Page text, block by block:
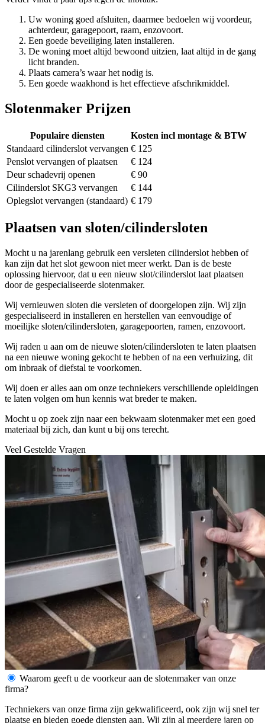
Uw woning goed afsluiten, daarmee bedoelen wij voordeur,
achterdeur, garagepoort, raam, enzovoort.
Een goede beveiliging laten installeren.
De woning moet altijd bewoond uitzien, laat altijd in de gang
licht branden.
Plaats camera’s waar het nodig is.
Een goede waakhond is het effectieve afschrikmiddel.
Slotenmaker Prijzen
Populaire diensten
Kosten incl montage & BTW
Standaard cilinderslot vervangen € 125
Penslot vervangen of plaatsen
€ 124
Deur schadevrij openen
€ 90
Cilinderslot SKG3 vervangen
€ 144
Oplegslot vervangen (standaard) € 179
Plaatsen van sloten/cilindersloten
Mocht u na jarenlang gebruik een versleten cilinderslot hebben of
kan zijn dat het slot gewoon niet meer werkt. Dan is de beste
oplossing hiervoor, dat u een nieuw slot/cilinderslot laat plaatsen
door de gespecialiseerde slotenmaker.
Wij vernieuwen sloten die versleten of doorgelopen zijn. Wij zijn
gespecialiseerd in installeren en herstellen van eenvoudige of
moeilijke sloten/cilindersloten, garagepoorten, ramen, enzovoort.
Wij raden u aan om de nieuwe sloten/cilindersloten te laten plaatsen
na een nieuwe woning gekocht te hebben of na een verhuizing, dit
om inbraak of diefstal te voorkomen.
Wij doen er alles aan om onze techniekers verschillende opleidingen
te laten volgen om hun kennis wat breder te maken.
Mocht u op zoek zijn naar een bekwaam slotenmaker met een goed
materiaal bij zich, dan kunt u bij ons terecht.
Veel Gestelde Vragen
Waarom geeft u de voorkeur aan de slotenmaker van onze
firma?
Techniekers van onze firma zijn gekwalificeerd, ook zijn wij snel ter
plaatse en bieden goede diensten aan. Wij zijn al meerdere jaren op